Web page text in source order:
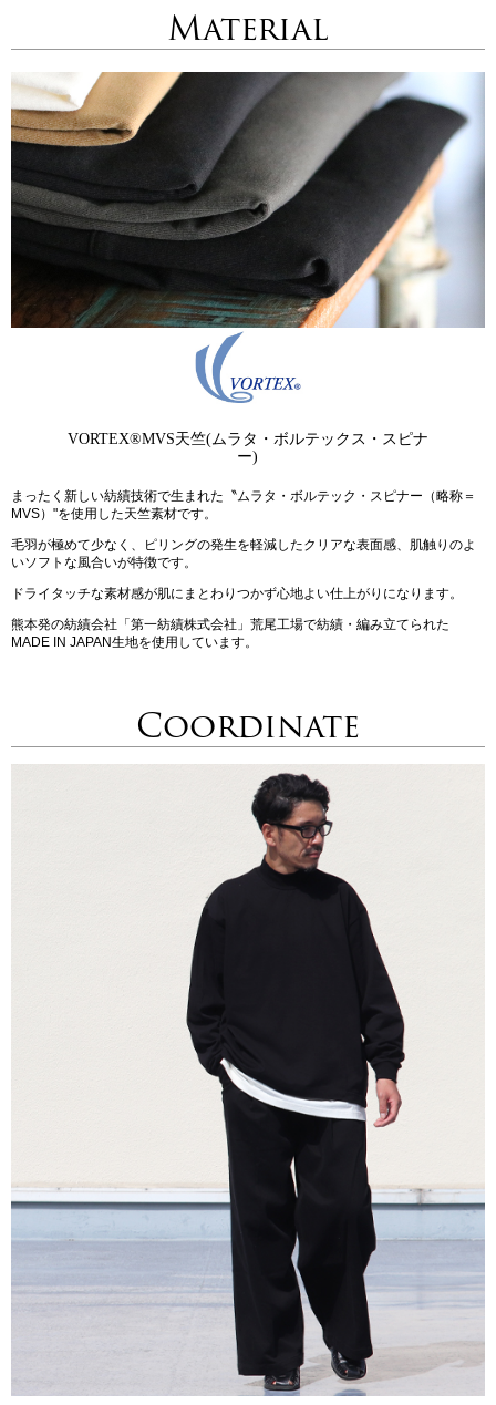
Material
VORTEX®MVS天竺(ムラタ・ボルテックス・スピナ
ー)
まったく新しい紡績技術で生まれた〝ムラタ・ボルテック・スピナー（略称＝
MVS）"を使用した天竺素材です。
毛羽が極めて少なく、ピリングの発生を軽減したクリアな表面感、肌触りのよ
いソフトな風合いが特徴です。
ドライタッチな素材感が肌にまとわりつかず心地よい仕上がりになります。
熊本発の紡績会社「第一紡績株式会社」荒尾工場で紡績・編み立てられた
MADE IN JAPAN生地を使用しています。
Coordinate